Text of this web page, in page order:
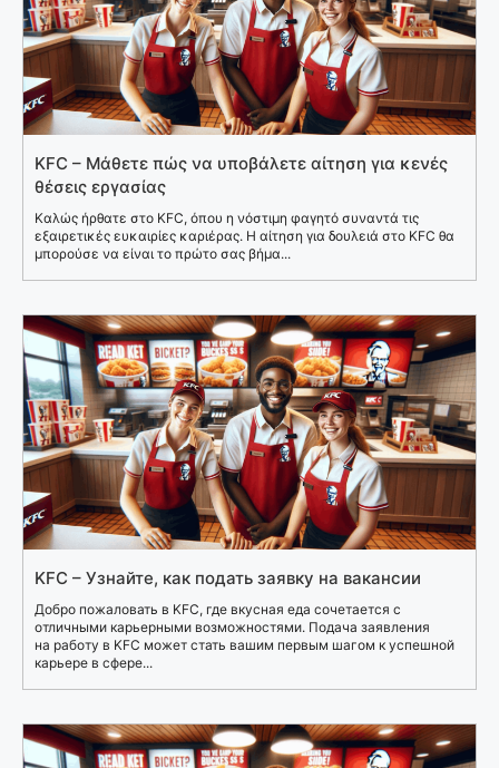
KFC – Μάθετε πώς να υποβάλετε αίτηση για κενές
θέσεις εργασίας
Καλώς ήρθατε στο KFC, όπου η νόστιμη φαγητό συναντά τις
εξαιρετικές ευκαιρίες καριέρας. Η αίτηση για δουλειά στο KFC θα
μπορούσε να είναι το πρώτο σας βήμα...
KFC – Узнайте, как подать заявку на вакансии
Добро пожаловать в KFC, где вкусная еда сочетается с
отличными карьерными возможностями. Подача заявления
на работу в KFC может стать вашим первым шагом к успешной
карьере в сфере...